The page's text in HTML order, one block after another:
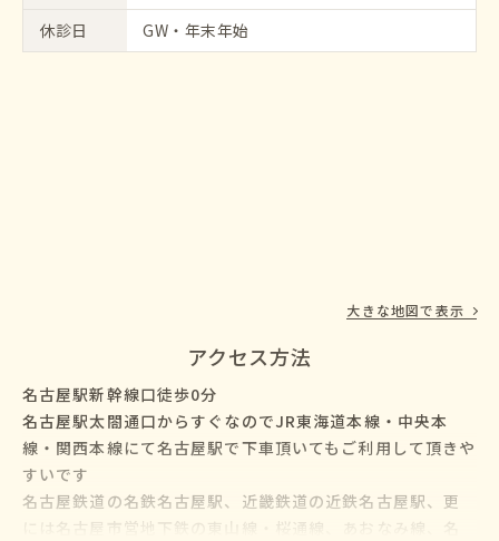
休診日
GW・年末年始
大きな地図で表示
アクセス方法
名古屋駅新幹線口徒歩0分
名古屋駅太閤通口からすぐなのでJR東海道本線・中央本
線・関西本線にて名古屋駅で下車頂いてもご利用して頂きや
すいです
名古屋鉄道の名鉄名古屋駅、近畿鉄道の近鉄名古屋駅、更
には名古屋市営地下鉄の東山線・桜通線、あおなみ線、名